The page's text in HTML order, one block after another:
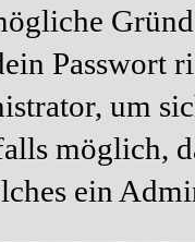
Passwort
um
möglich,
ein